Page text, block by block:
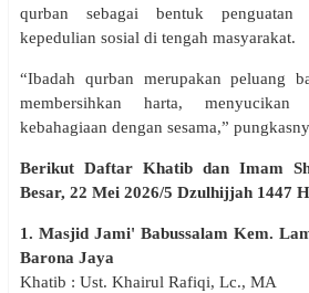
qurban sebagai bentuk penguatan
kepedulian sosial di tengah masyarakat.
“Ibadah qurban merupakan peluang
membersihkan harta,
kebahagiaan dengan sesama,”
Berikut Daftar Khatib dan Imam
Besar, 22 Mei 2026/5 Dzulhijjah 1447
1. Masjid Jami' Babussalam Kem.
Barona Jaya
Khatib : Ust. Khairul Rafiqi, Lc., MA